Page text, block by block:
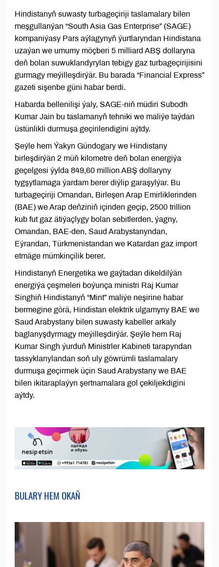
Hindistanyň suwasty turbageçiriji taslamalary bilen
meşgullanýan “South Asia Gas Enterprise” (SAGE)
kompaniýasy Pars aýlagynyň ýurtlaryndan Hindistana
uzaýan we umumy möçberi 5 milliard ABŞ dollaryna
deň bolan suwuklandyrylan tebigy gaz turbageçirijisini
gurmagy meýilleşdirýär. Bu barada “Financial Express”
gazeti sişenbe güni habar berdi.
Habarda bellenilişi ýaly, SAGE-niň müdiri Subodh
Kumar Jain bu taslamanyň tehniki we maliýe taýdan
üstünlikli durmuşa geçirilendigini aýtdy.
Şeýle hem Ýakyn Gündogary we Hindistany
birleşdirýän 2 müň kilometre deň bolan energiýa
geçelgesi ýylda 849,60 million ABŞ dollaryny
tygşytlamaga ýardam berer diýlip garaşylýar. Bu
turbageçiriji Omandan, Birleşen Arap Emirliklerinden
(BAE) we Arap deňziniň içinden geçip, 2500 trillion
kub fut gaz ätiýaçlygy bolan sebitlerden, ýagny,
Omandan, BAE-den, Saud Arabystanyndan,
Eýrandan, Türkmenistandan we Katardan gaz import
etmäge mümkinçilik berer.
Hindistanyň Energetika we gaýtadan dikeldilýän
energiýa çeşmeleri boýunça ministri Raj Kumar
Singhiň Hindistanyň “Mint” maliýe neşirine habar
bermegine görä, Hindistan elektrik ulgamyny BAE we
Saud Arabystany bilen suwasty kabeller arkaly
baglanyşdyrmagy meýilleşdirýär. Şeýle hem Raj
Kumar Singh ýurduň Ministrler Kabineti tarapyndan
tassyklanylandan soň uly göwrümli taslamalary
durmuşa geçirmek üçin Saud Arabystany we BAE
bilen ikitaraplaýyn şertnamalara gol çekiljekdigini
aýtdy.
BULARY HEM OKAŇ